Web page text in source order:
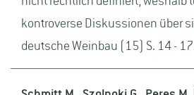
kontroverse Diskussionen über
deutsche Weinbau (15) S. 14 -